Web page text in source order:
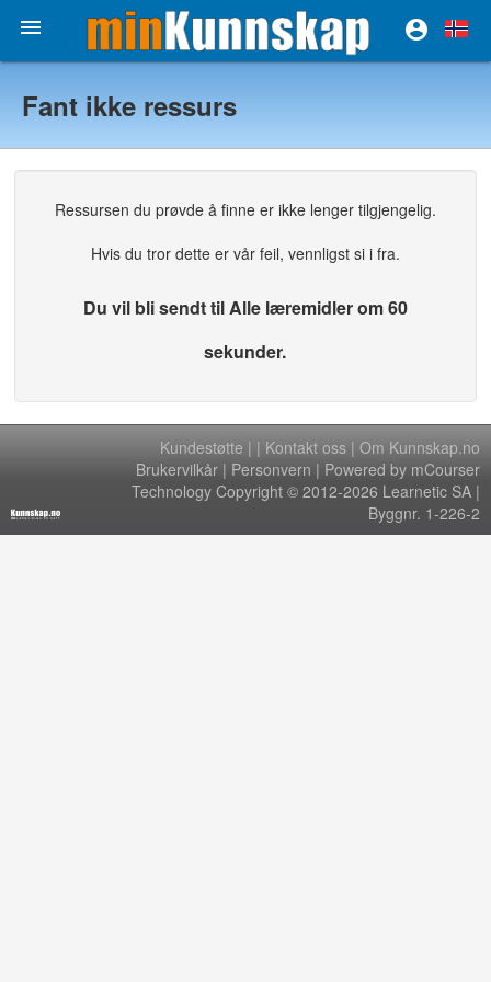


Fant ikke ressurs
Ressursen du prøvde å finne er ikke lenger tilgjengelig.
Hvis du tror dette er vår feil, vennligst si i fra.
Du vil bli sendt til Alle læremidler om 60
sekunder.
Kundestøtte | | Kontakt oss | Om Kunnskap.no
Brukervilkår | Personvern | Powered by mCourser
Technology Copyright © 2012-2026 Learnetic SA |
Byggnr. 1-226-2